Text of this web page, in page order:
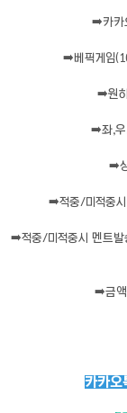
➡️카카
➡️ 베픽게임
➡️원
➡️좌,
➡️
➡️적중/미적중
➡️적중/미적중시 멘트
➡️금
카카오